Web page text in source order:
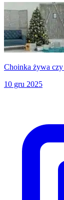
Choinka żywa czy
10 gru 2025